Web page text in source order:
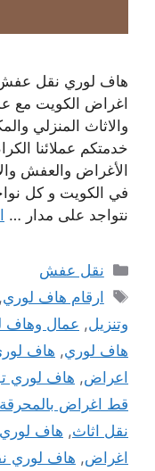
هاف لوري نقل
اغراض الكويت مع
والاثاث المنزلي
خدمتكم عملائنا
الأغراض والعفش
في الكويت و كل
نتواجد على مدار …
التصنيفات
نقل عفش
الوسوم
ارقام هاف لوري
وتنزيل, عمال وهاف
هاف لوري, هاف
اعراض, هاف لوري
قط اغراض بالمحرقة
نقل اثاث, هاف لوري
اغراض, هاف لوري